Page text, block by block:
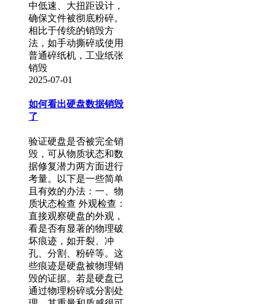
中低速、大扭距设计，
确保文件被彻底粉碎。
相比于传统的销毁方
法，如手动撕碎或使用
普通碎纸机，工业纸张
销毁
2025-07-01
如何看出硬盘数据销毁
了
验证硬盘是否被完全销
毁，可从物质状态和数
据修复潜力两方面进行
考量。以下是一些简单
且有效的办法：一、物
质状态检查 外观检查：
直接观察硬盘的外观，
看是否有显著的物理破
坏痕迹，如开裂、冲
孔、分割、粉碎等。这
些痕迹是硬盘被物理销
毁的证据。若是硬盘已
通过物理粉碎或分割处